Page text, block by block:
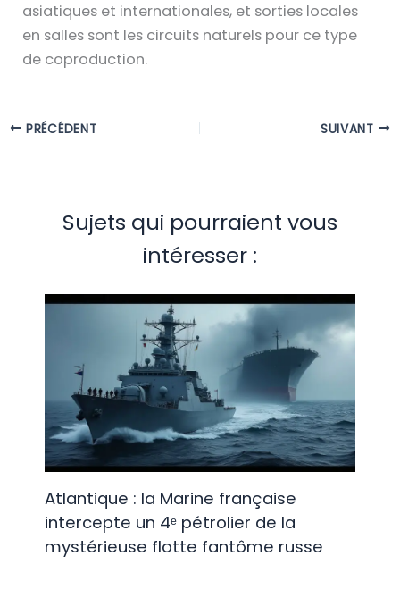
asiatiques et internationales, et sorties locales
en salles sont les circuits naturels pour ce type
de coproduction.
PRÉCÉDENT SUIVANT
Sujets qui pourraient vous
intéresser :
Atlantique : la Marine française
intercepte un 4ᵉ pétrolier de la
mystérieuse flotte fantôme russe